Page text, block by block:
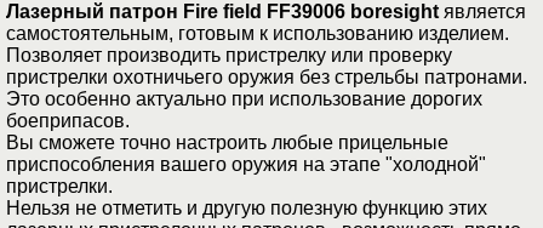
Лазерный патрон Fire field FF39006 boresight является
самостоятельным, готовым к использованию изделием.
Позволяет производить пристрелку или проверку
пристрелки охотничьего оружия без стрельбы патронами.
Это особенно актуально при использование дорогих
боеприпасов.
Вы сможете точно настроить любые прицельные
приспособления вашего оружия на этапе "холодной"
пристрелки.
Нельзя не отметить и другую полезную функцию этих